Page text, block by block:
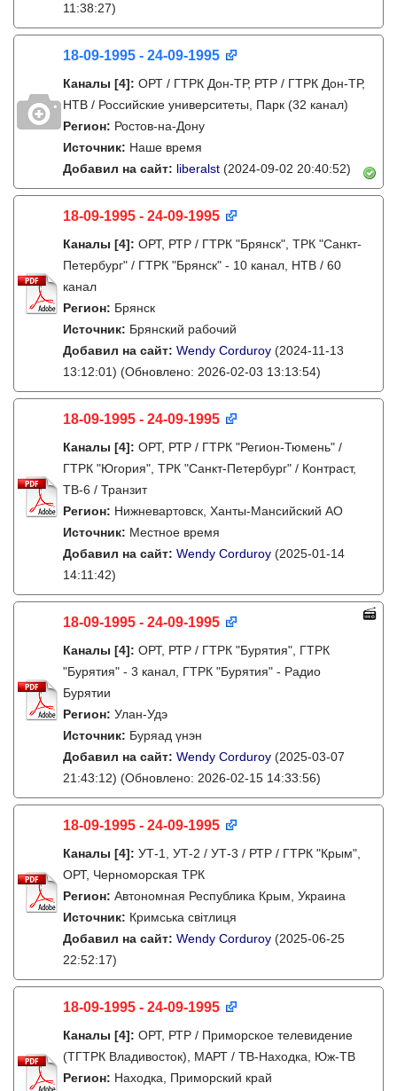
11:38:27)
18-09-1995 - 24-09-1995
Каналы [4]: ОРТ / ГТРК Дон-ТР, РТР / ГТРК Дон-ТР,
НТВ / Российские университеты, Парк (32 канал)
Регион: Ростов-на-Дону
Источник: Наше время
Добавил на сайт: liberalst (2024-09-02 20:40:52)
18-09-1995 - 24-09-1995
Каналы [4]: ОРТ, РТР / ГТРК "Брянск", ТРК "Санкт-
Петербург" / ГТРК "Брянск" - 10 канал, НТВ / 60
канал
Регион: Брянск
Источник: Брянский рабочий
Добавил на сайт: Wendy Corduroy (2024-11-13
13:12:01) (Обновлено: 2026-02-03 13:13:54)
18-09-1995 - 24-09-1995
Каналы [4]: ОРТ, РТР / ГТРК "Регион-Тюмень" /
ГТРК "Югория", ТРК "Санкт-Петербург" / Контраст,
ТВ-6 / Транзит
Регион: Нижневартовск, Ханты-Мансийский АО
Источник: Местное время
Добавил на сайт: Wendy Corduroy (2025-01-14
14:11:42)
18-09-1995 - 24-09-1995
Каналы [4]: ОРТ, РТР / ГТРК "Бурятия", ГТРК
"Бурятия" - 3 канал, ГТРК "Бурятия" - Радио
Бурятии
Регион: Улан-Удэ
Источник: Буряад үнэн
Добавил на сайт: Wendy Corduroy (2025-03-07
21:43:12) (Обновлено: 2026-02-15 14:33:56)
18-09-1995 - 24-09-1995
Каналы [4]: УТ-1, УТ-2 / УТ-3 / РТР / ГТРК "Крым",
ОРТ, Черноморская ТРК
Регион: Автономная Республика Крым, Украина
Источник: Кримська світлиця
Добавил на сайт: Wendy Corduroy (2025-06-25
22:52:17)
18-09-1995 - 24-09-1995
Каналы [4]: ОРТ, РТР / Приморское телевидение
(ТГТРК Владивосток), МАРТ / ТВ-Находка, Юж-ТВ
Регион: Находка, Приморский край